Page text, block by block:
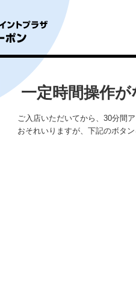
一定時間操作
ご入店いただいてから、30分間
おそれいりますが、下記のボタ